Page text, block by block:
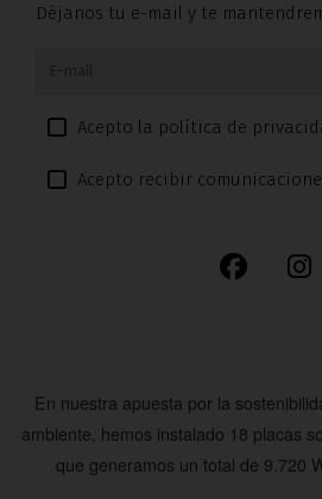
Déjanos tu e-mail y te
Acepto la política de
Acepto recibir
En nuestra apuesta por la
ambiente, hemos instalado 18 placas
que generamos un total de 9.720